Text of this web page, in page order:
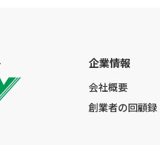
企業情報
会社概要
創業者の回顧録